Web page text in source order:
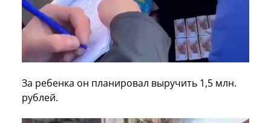
За ребенка он планировал выручить 1,5 млн.
рублей.